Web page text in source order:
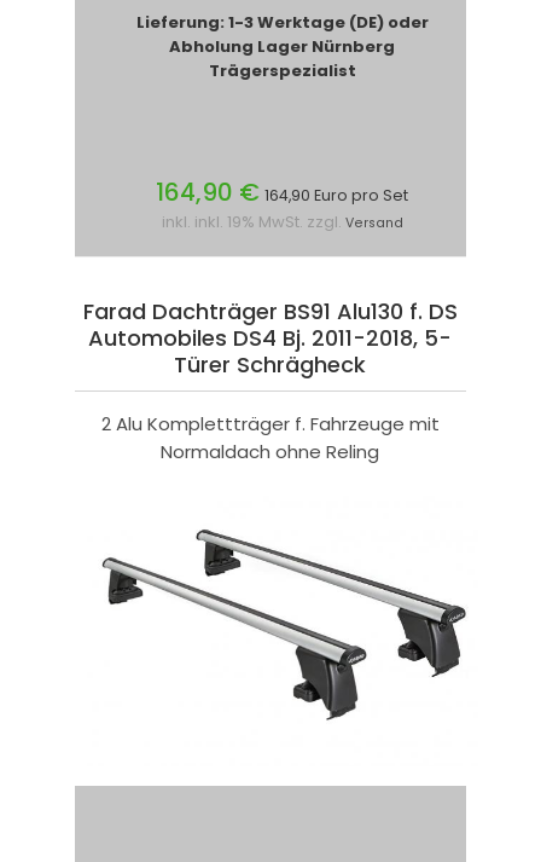
Lieferung: 1-3 Werktage (DE) oder
Abholung Lager Nürnberg
Trägerspezialist
164,90 € 164,90 Euro pro Set
inkl. inkl. 19% MwSt. zzgl. Versand
Farad Dachträger BS91 Alu130 f. DS
Automobiles DS4 Bj. 2011-2018, 5-
Türer Schrägheck
2 Alu Komplettträger f. Fahrzeuge mit
Normaldach ohne Reling